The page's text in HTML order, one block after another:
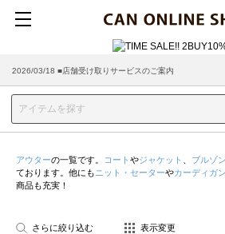
2026/03/18 ■店舗受け取りサービスのご案内
アウターの一覧です。 コート やジャケット ブルゾン
ております。他にも ニット・セーターやカーディガン
商品も充実！
さらに絞り込む 表示変更